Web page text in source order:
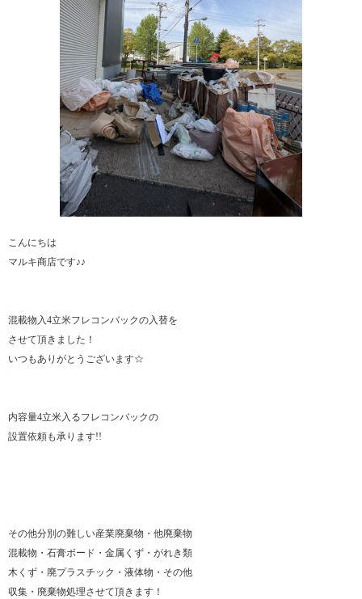
こんにちは
マルキ商店です♪♪
混載物入4立米フレコンバックの入替を
させて頂きました！
いつもありがとうございます☆
内容量4立米入るフレコンバックの
設置依頼も承ります!!
その他分別の難しい産業廃棄物・他廃棄物
混載物・石膏ボード・金属くず・がれき類
木くず・廃プラスチック・液体物・その他
収集・廃棄物処理させて頂きます！